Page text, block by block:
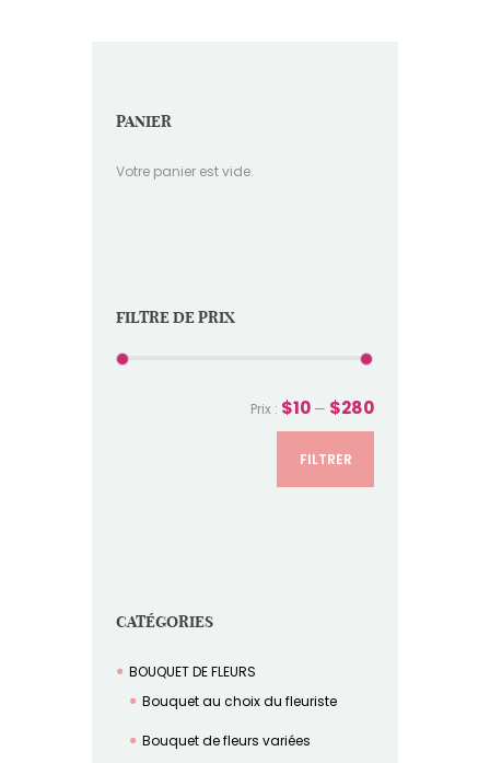
PANIER
Votre panier est vide.
FILTRE DE PRIX
FILTRER
Prix : $10 — $280
CATÉGORIES
BOUQUET DE FLEURS
Bouquet au choix du fleuriste
Bouquet de fleurs variées